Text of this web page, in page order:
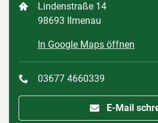
Lindenstraße 14
98693 Ilmenau
In Google Maps öffnen
03677 4660339
E-Mail